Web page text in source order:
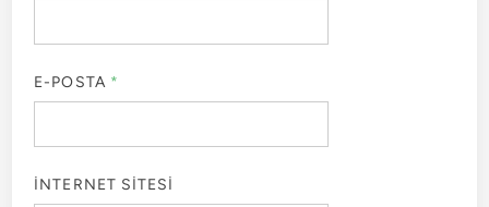
E-POSTA *
İNTERNET SITESI